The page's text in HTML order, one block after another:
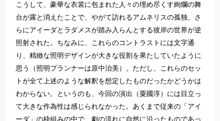
こうして、豪華な衣裳に包まれた人々の埋め尽くす絢爛の舞
台が露と消えたことで、やがて訪れるアムネリスの孤独、さ
らにアイーダとラダメスが踏み入らんとする彼岸の世界が逆
照射された。ちなみに、これらのコントラストには文字通
り、精緻な照明デザインが大きな役割を果たしていたように
思う（照明プランナーは原中治美）。ただし、これらのセッ
トが全て上述のような解釈を想定したものだったかどうかは
わからない。というのも、今回の演出（粟國淳）には目立っ
て大きな作為性は感じられなかった。あくまで従来の「アイ
ーダ」の枠組みの中で、劇の流れに自然に沿ったものであっ